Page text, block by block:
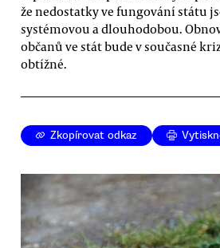
že nedostatky ve fungování státu
systémovou a dlouhodobou.
občanů ve stát bude v současné
obtížné.
Zkopírovat odkaz